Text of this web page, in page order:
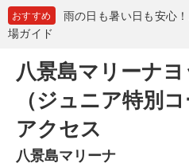
おすすめ
雨の日も暑い日も安心
場ガイド
八景島マリーナ
（ジュニア特別
アクセス
八景島マリーナ